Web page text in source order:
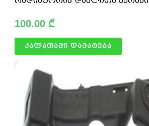
100.00 ₾
კალათაში დამატება